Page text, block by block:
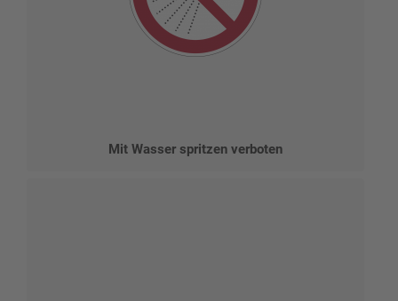
Mit Wasser spritzen verboten